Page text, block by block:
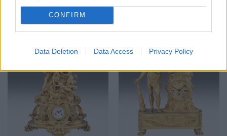
CONFIRM
Data Deletion Data Access Privacy Policy
KAPCSOLÓDÓ MŰTÁRGYAK